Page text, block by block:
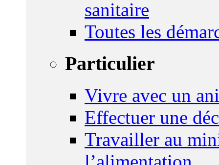
sanitaire
Toutes les
Particulier
Vivre avec un
Effectuer une
Travailler au